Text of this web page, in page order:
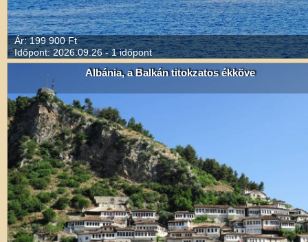
Ár: 199 900 Ft
Időpont: 2026.09.26 - 1 időpont
Albánia, a Balkán titokzatos ékköve